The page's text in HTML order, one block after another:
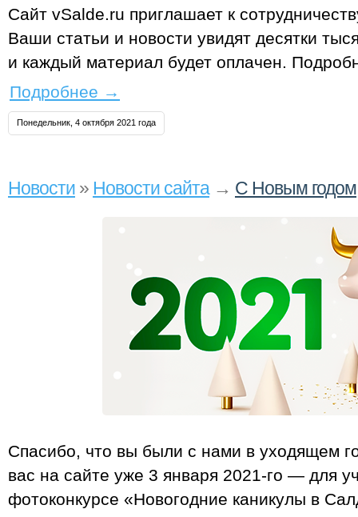
Сайт vSalde.ru приглашает к
Ваши статьи и новости увидят десятки
и каждый материал будет оплачен.
Подробнее →
Понедельник, 4 октября 2021 года
Новости » Новости сайта→ С Новым
Спасибо, что вы были с нами в уходящем
вас на сайте уже 3 января 2021‑го — для
фотоконкурсе «Новогодние каникулы в